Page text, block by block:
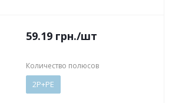
59.19 грн./шт
Количество полюсов
2P+PE